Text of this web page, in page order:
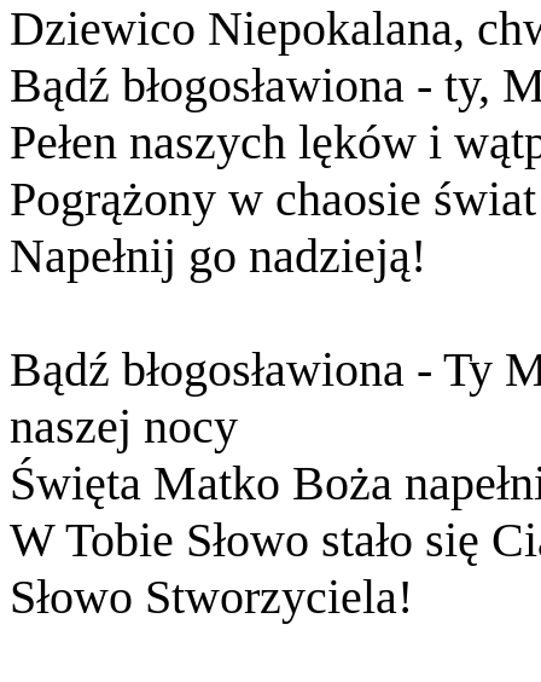
Dziewico Niepokalana,
Bądź błogosławiona - ty,
Pełen naszych lęków i
Pogrążony w chaosie
Napełnij go nadzieją!
Bądź błogosławiona - Ty
naszej nocy
Święta Matko Boża
W Tobie Słowo stało się
Słowo Stworzyciela!